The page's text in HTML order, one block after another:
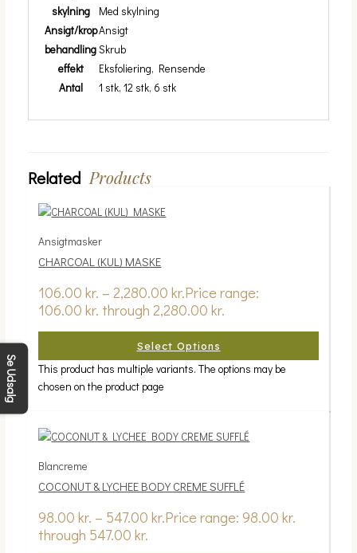
skylning
Med skylning
Ansigt/kropAnsigt
behandlingSkrub
effekt
Eksfoliering, Rensende
Antal
1 stk, 12 stk, 6 stk
Related Products
Ansigtmasker
CHARCOAL (KUL) MASKE
106.00kr. – 2,280.00kr.Price range:
106.00 kr. through 2,280.00 kr.
Select Options
This product has multiple variants. The options may be
chosen on the product page
Blancreme
COCONUT & LYCHEE BODY CREME SUFFLÉ
98.00kr. – 547.00kr.Price range: 98.00 kr.
through 547.00 kr.
Se Udsalg